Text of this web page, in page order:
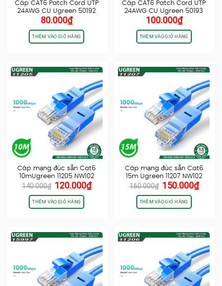
Cáp CAT6 Patch Cord UTP
24AWG CU Ugreen 50192
Dài…
80.000₫
THÊM VÀO GIỎ HÀNG
Cáp CAT6 Patch Cord UTP
24AWG CU Ugreen 50193
Dài…
100.000₫
THÊM VÀO GIỎ HÀNG
Cáp mạng đúc sẵn Cat6
10mUgreen 11205 NW102
140.000₫ Giá
gốc
là:
140.000₫.
120.000₫Giá
THÊM VÀO GIỎ HÀNG
Cáp mạng đúc sẵn Cat6
15m Ugreen 11207 NW102
160.000₫ Giá
gốc
là:
160.000₫.
150.000₫Giá
THÊM VÀO GIỎ HÀNG